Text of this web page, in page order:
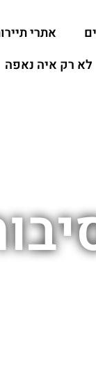
אתרי
לא רק איה נאפה